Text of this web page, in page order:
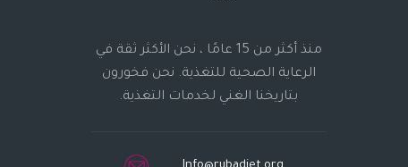
منذ أكثر من 15 عامًا ، نحن الأكثر ثقة في
الرعاية الصحية للتغذية. نحن فخورون
بتاريخنا الغني لخدمات التغذية.